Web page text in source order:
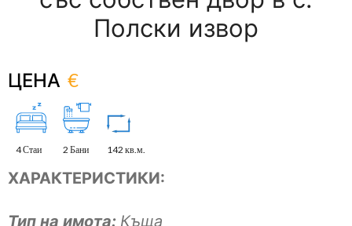
Полски извор
ЦЕНА €
4 Стаи 2 Бани 142 кв.м.
ХАРАКТЕРИСТИКИ:
Тип на имота: Къща